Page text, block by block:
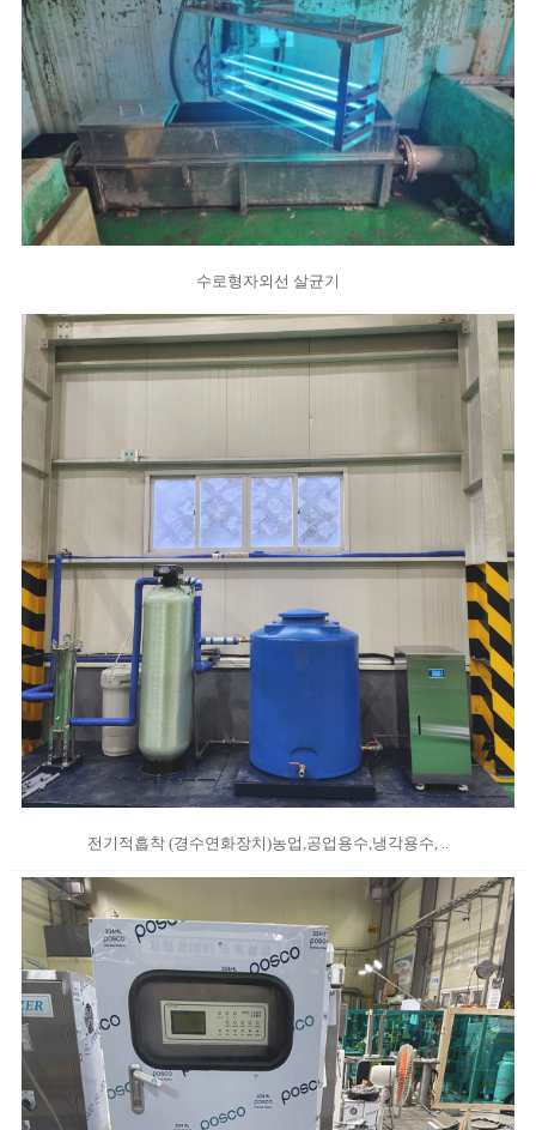
수로형자외선 살균기
전기적흡착 (경수연화장치)농업,공업용수,냉각용수, ..